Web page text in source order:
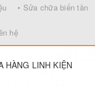
• Sửa chữa biến tần
hệ
HÀNG LINH KIỆN